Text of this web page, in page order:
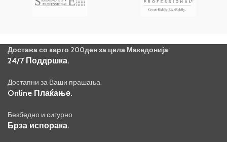
Достава со карго 200ден за цела Македонија
24/7 Поддршка.
Достапни за Ваши прашања.
Online Плаќање.
Безбедно и сигурно
Брза испорака.